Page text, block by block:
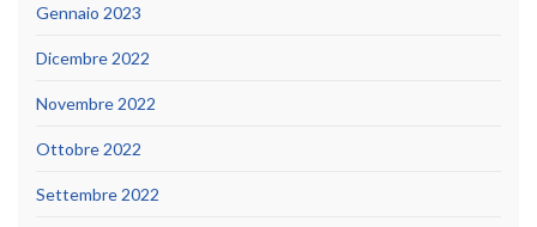
Gennaio 2023
Dicembre 2022
Novembre 2022
Ottobre 2022
Settembre 2022